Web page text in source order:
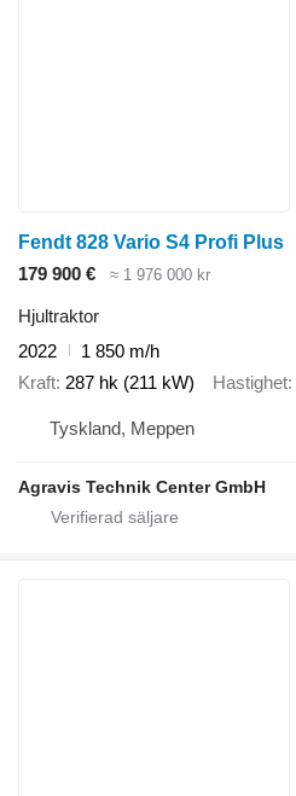
Fendt 828 Vario S4 Profi Plus
179 900 €
≈ 1 976 000 kr
Hjultraktor
2022
1 850 m/h
Kraft 287 hk (211 kW) Hastighet
Tyskland, Meppen
Agravis Technik Center GmbH